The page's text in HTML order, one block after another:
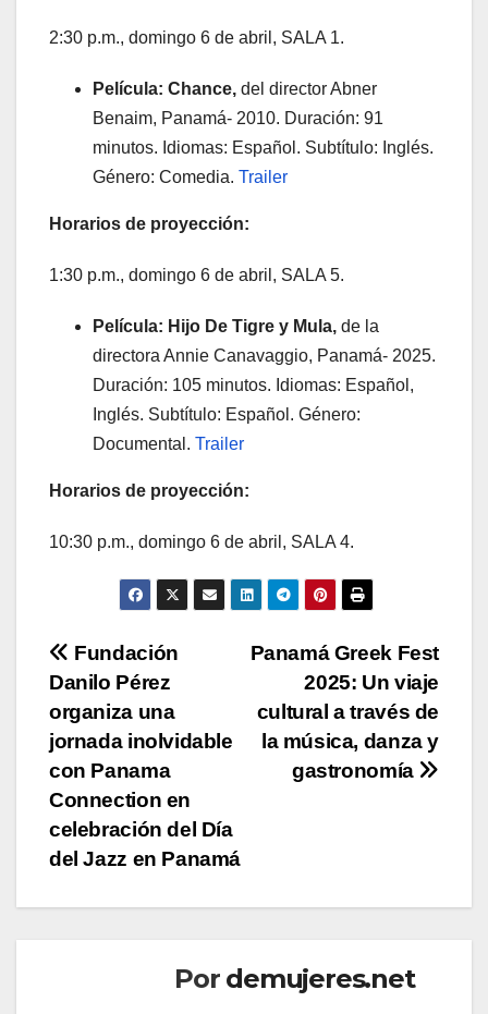
2:30 p.m., domingo 6 de abril, SALA 1.
Película: Chance, del director Abner
Benaim, Panamá- 2010. Duración: 91
minutos. Idiomas: Español. Subtítulo: Inglés.
Género: Comedia. Trailer
Horarios de proyección:
1:30 p.m., domingo 6 de abril, SALA 5.
Película: Hijo De Tigre y Mula, de la
directora Annie Canavaggio, Panamá- 2025.
Duración: 105 minutos. Idiomas: Español,
Inglés. Subtítulo: Español. Género:
Documental. Trailer
Horarios de proyección:
10:30 p.m., domingo 6 de abril, SALA 4.
Navegación
de
entradas
Panamá Greek Fest
2025: Un viaje
cultural a través de
la música, danza y
gastronomía
Fundación
Danilo Pérez
organiza una
jornada inolvidable
con Panama
Connection en
celebración del Día
del Jazz en Panamá
Por demujeres.net